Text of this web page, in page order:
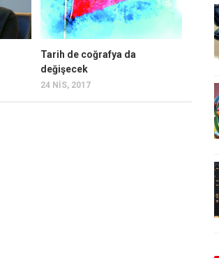
Tarih de coğrafya da
değişecek
24 NIS, 2017